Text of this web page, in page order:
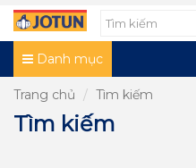
Danh mục
Trang chủ Tìm kiếm
Tìm kiếm